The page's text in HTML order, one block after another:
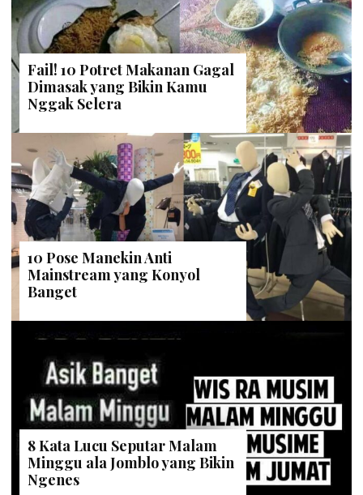
Fail! 10 Potret Makanan Gagal
Dimasak yang Bikin Kamu
Nggak Selera
10 Pose Manekin Anti
Mainstream yang Konyol
Banget
8 Kata Lucu Seputar Malam
Minggu ala Jomblo yang Bikin
Ngenes